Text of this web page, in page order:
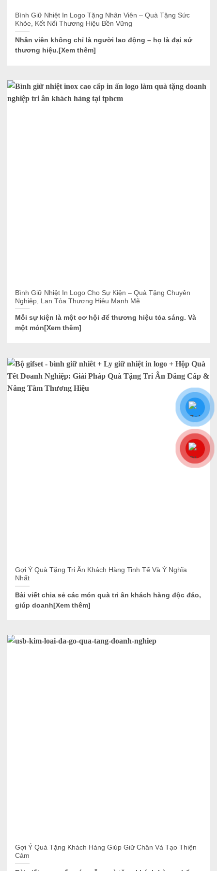
Bình Giữ Nhiệt In Logo Tặng Nhân Viên – Quà Tặng Sức
Khỏe, Kết Nối Thương Hiệu Bền Vững
Nhân viên không chỉ là người lao động – họ là đại sứ
thương hiệu.[Xem thêm]
Bình Giữ Nhiệt In Logo Cho Sự Kiện – Quà Tặng Chuyên
Nghiệp, Lan Tỏa Thương Hiệu Mạnh Mẽ
Mỗi sự kiện là một cơ hội để thương hiệu tỏa sáng. Và
một món[Xem thêm]
Gợi Ý Quà Tặng Tri Ân Khách Hàng Tinh Tế Và Ý Nghĩa
Nhất
Bài viết chia sẻ các món quà tri ân khách hàng độc đáo,
giúp doanh[Xem thêm]
Gợi Ý Quà Tặng Khách Hàng Giúp Giữ Chân Và Tạo Thiện
Cảm